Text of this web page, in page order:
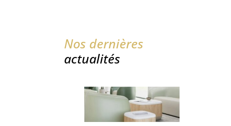
Nos dernières
actualités